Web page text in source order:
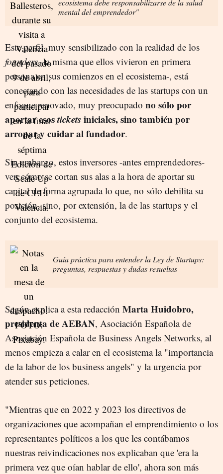
ecosistema debe responsabilizarse de la salud
mental del emprendedor"
Este perfil, muy sensibilizado con la realidad de los
founders-la misma que ellos vivieron en primera
persona en sus comienzos en el ecosistema-, está
conectando con las necesidades de las startups con un
enfoque renovado, muy preocupado no sólo por
aportar esosticketsiniciales, sino también por
arropar y cuidar al fundador.
Sin embargo, estos inversores -antes emprendedores-
ven cómo se cortan sus alas a la hora de aportar su
capital de forma agrupada lo que, no sólo debilita su
posición, sino, por extensión, la de las startups y el
conjunto del ecosistema.
Guía práctica para entender la Ley de Startups:
preguntas, respuestas y dudas resueltas
Según explica a esta redacción Marta Huidobro,
presidenta de AEBAN, Asociación Española de
Asociación Española de Business Angels Networks, al
menos empieza a calar en el ecosistema la "importancia
de la labor de los business angels" y la urgencia por
atender sus peticiones.
"Mientras que en 2022 y 2023 los directivos de
organizaciones que acompañan el emprendimiento o los
representantes políticos a los que les contábamos
nuestras reivindicaciones nos explicaban que 'era la
primera vez que oían hablar de ello', ahora son más